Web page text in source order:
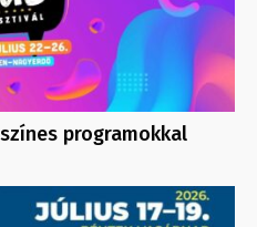
programokkal